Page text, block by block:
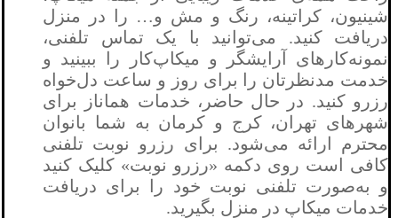
شینیون، کراتینه، رنگ و مش و… را در منزل
دریافت کنید. می‌توانید با یک تماس تلفنی،
نمونه‌کارهای آرایشگر و میکاپ‌کار را ببینید و
خدمت مدنظرتان را برای روز و ساعت دل‌خواه
رزرو کنید. در حال حاضر، خدمات هماناز برای
شهرهای تهران، کرج و کرمان به شما بانوان
محترم ارائه می‌شود. برای رزرو نوبت تلفنی
کافی است روی دکمه «رزرو نوبت» کلیک کنید
و به‌صورت تلفنی نوبت خود را برای دریافت
خدمات میکاپ در منزل بگیرید.